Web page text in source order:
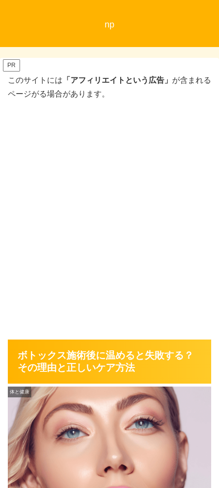
np
PR
このサイトには 「アフィリエイトという広告」 が含まれる
ページがる場合があります。
ボトックス施術後に温めると失敗する？
その理由と正しいケア方法
体と健康